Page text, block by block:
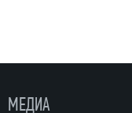
МЕДИА